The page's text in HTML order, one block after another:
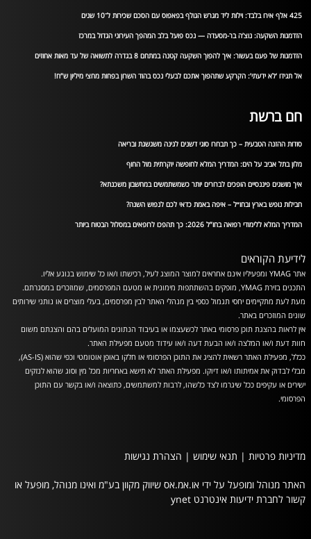
425 אלף אירו בלבד: וילות ליד מגרש הגולף בפאפוס עם הסכם שכירות ל־10 שנים
הזדמנות השקעה: נוצ’ה בר-מסעדה — נכס פועל בלב המהפך העירוני הגדול במרכז
הזדמנות של פעם בעשור: איך להפוך השקעה קטנה במתחם 8 בגדרה לתשואה של עד מאות אחוזים
אל תגידו ‘לא ידעתי’: הקרקע שתהפוך אתכם לבעלי נכס בהוד השרון בפחות מחצי מיליון ש”ח!
חם ברשת
סודות ההזנה הטבעית – כך תבחרו סוגי דשנים לגינה משגשגת ובריאה
מלון בתל אביב על הים: המדריך המלא לחופשה יוקרתית מול החוף
איך מושגים פיננסיים הופכים לברורים יותר כשמשתמשים במחשבון משכנתא?
חבילות נופש בארץ ובחו״ל – איפה באמת כדאי לכם לנפוש השנה?
המדריך המלא ללימודי רפואה בחו”ל 2026: כך תהפכו לרופאים במסלול הבטוח ביותר
לידיעת הקוראים
אתר YMAG ומפעיליו אינם אחראים למוצר המוצג לעיל, רכישתו ו/או כל שימוש בנוגע אליו.
התכנים בזירת YMAG, מופקים בהשתתפות מימונית או מטעם המפרסמים, שמוזכרים במסגרתם.
מעת לעת מתקיימים יחסי תגמול כספי בין מנהלי האתר לבין מפרסמים, בעלי מוצרים או נותני שירותים
שונים המוזכרים באתר.
אין לראות בהצגת תוכן פרסומי באתר לכשעצמו או בעיבוד הנתונים המועלים בהם והצגתם משום
חוות דעת ו/או המלצה ו/או הבעת דעה ו/או עידוד מטעם מפעילת האתר.
ככלל, מפעילת האתר רשאית להציג את התוכן הפרסומי או חלקו באופן אוטומטי וכפי שהוא (AS-IS),
מבלי לבדוק את אמיתותו ו/או דיוקו. מפעילת האתר לא תישא באחריות מכל מין וסוג שהוא לנזקים
ישירים או עקיפים ככל שיגרמו לצד כלשהו, לרבות למשתמשים, כתוצאה ו/או בקשר עם התוכן
הפרסומי.
מדיניות פרטיות | תנאי שימוש | הצהרת נגישות
האתר מנוהל ומופעל על ידי או.אמ.אס שיווק מקוון בע"מ ואינו מנוהל, מופעל או
קשור לחברת ידיעות אינטרנט ynet